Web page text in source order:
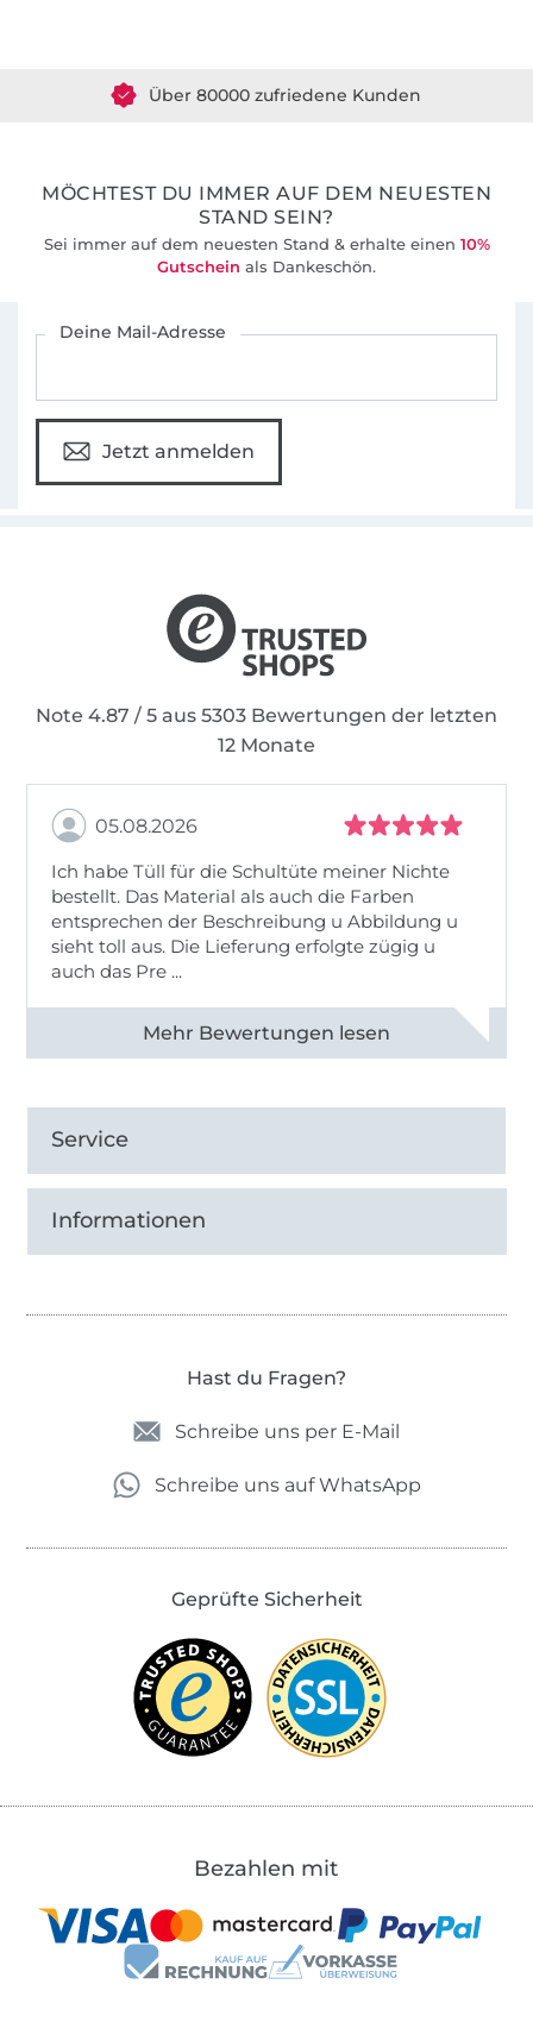
MÖCHTEST DU IMMER AUF DEM NEUESTEN
STAND SEIN?
Sei immer auf dem neuesten Stand & erhalte einen 10%
Gutschein als Dankeschön.
Deine Mail-Adresse
Jetzt anmelden
Note 4.87 / 5 aus 5303 Bewertungen der letzten
12 Monate
05.08.2026
Ich habe Tüll für die Schultüte meiner Nichte
bestellt. Das Material als auch die Farben
entsprechen der Beschreibung u Abbildung u
sieht toll aus. Die Lieferung erfolgte zügig u
auch das Pre ...
Alle 82950 Bewertungen ansehen
Service
Informationen
Hast du Fragen?
Schreibe uns per E-Mail
Schreibe uns auf WhatsApp
Geprüfte Sicherheit
Bezahlen mit